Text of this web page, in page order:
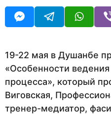
а
н
д
19-22 мая в Душанбе
«Особенности
процесса», который
Виговская,
тренер-медиатор,